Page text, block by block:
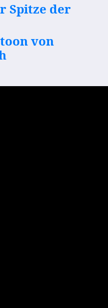
Spitze der
von